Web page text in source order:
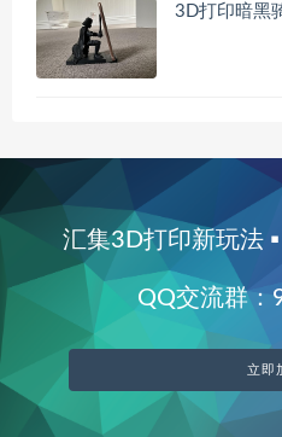
3D打印暗黑
汇集3D打印新玩法
QQ交流群
立即